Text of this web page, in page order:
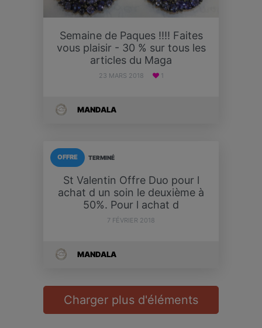
Semaine de Paques !!!! Faites
vous plaisir - 30 % sur tous les
articles du Maga
23 MARS 2018 1
MANDALA
TERMINÉ
OFFRE
St Valentin Offre Duo pour l
achat d un soin le deuxième à
50%. Pour l achat d
7 FÉVRIER 2018
MANDALA
Charger plus d'éléments